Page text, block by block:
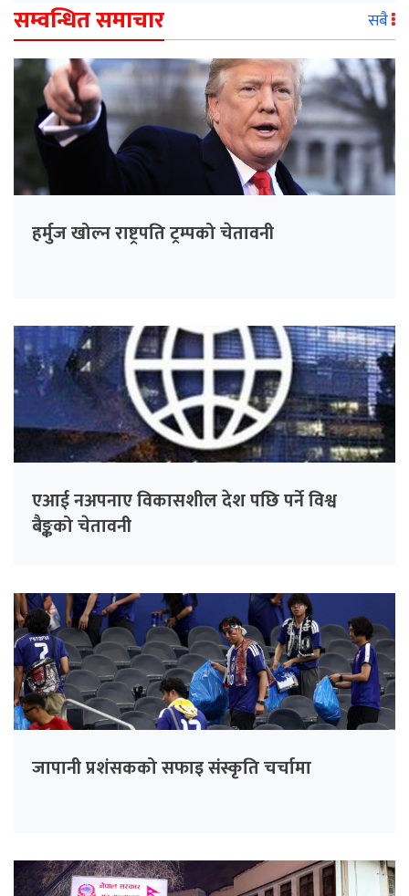
सम्वन्धित समाचार सबै
हर्मुज खोल्न राष्ट्रपति ट्रम्पको चेतावनी
एआई नअपनाए विकासशील देश पछि पर्ने विश्व
बैङ्कको चेतावनी
जापानी प्रशंसकको सफाइ संस्कृति चर्चामा